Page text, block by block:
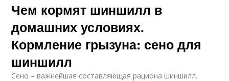
Чем кормят шиншилл в
домашних условиях.
Кормление грызуна: сено для
шиншилл
Сено – важнейшая составляющая рациона шиншилл.